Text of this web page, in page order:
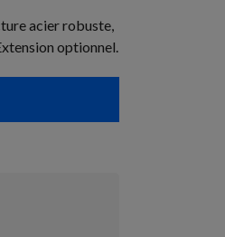
acier robuste,
optionnel.